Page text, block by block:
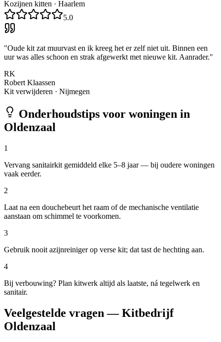
Kozijnen kitten · Haarlem
5.0
"Oude kit zat muurvast en ik kreeg het er zelf niet uit. Binnen een
uur was alles schoon en strak afgewerkt met nieuwe kit. Aanrader."
RK
Robert Klaassen
Kit verwijderen · Nijmegen
Onderhoudstips voor woningen in
Oldenzaal
1
Vervang sanitairkit gemiddeld elke 5–8 jaar — bij oudere woningen
vaak eerder.
2
Laat na een douchebeurt het raam of de mechanische ventilatie
aanstaan om schimmel te voorkomen.
3
Gebruik nooit azijnreiniger op verse kit; dat tast de hechting aan.
4
Bij verbouwing? Plan kitwerk altijd als laatste, ná tegelwerk en
sanitair.
Veelgestelde vragen — Kitbedrijf
Oldenzaal